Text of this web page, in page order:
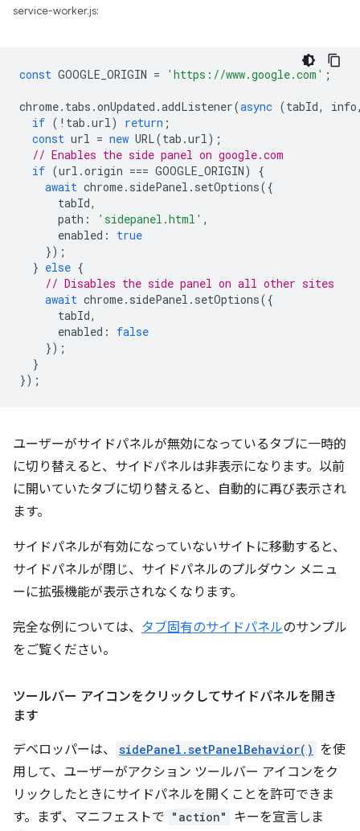
service-worker.js:
const GOOGLE_ORIGIN = 'https://www.google.com' ;
chrome. tabs .onUpdated .addListener(async (tabId, info
if ( ! tab .url) return ;
const url = new URL(tab .url);
// Enables the side panel on google.com
if (url .origin === GOOGLE_ORIGIN)
{
await chrome. sidePanel . setOptions({
tabId,
path : 'sidepanel.html' ,
enabled :
true
});
} else {
// Disables the side panel on all other sites
await chrome. sidePanel . setOptions({
tabId,
enabled :
false
});
}
});
ユーザーがサイドパネルが無効になっているタブに一時的
に切り替えると、サイドパネルは非表示になります。以前
に開いていたタブに切り替えると、自動的に再び表示され
ます。
サイドパネルが有効になっていないサイトに移動すると、
サイドパネルが閉じ、サイドパネルのプルダウン メニュ
ーに拡張機能が表示されなくなります。
完全な例については、 タブ固有のサイドパネルのサンプル
をご覧ください。
ツールバー アイコンをクリックしてサイドパネルを開き
ます
デベロッパーは、 sidePanel.setPanelBehavior() を使
用して、ユーザーがアクション ツールバー アイコンをク
リックしたときにサイドパネルを開くことを許可できま
す。まず、マニフェストで "action"
キーを宣言しま